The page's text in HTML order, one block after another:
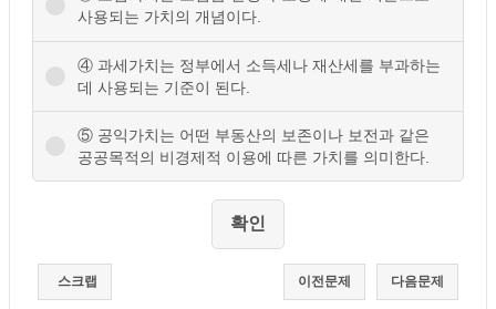
사용되는 가치의 개념이다.
④ 과세가치는 정부에서 소득세나 재산세를 부과하는
데 사용되는 기준이 된다.
⑤ 공익가치는 어떤 부동산의 보존이나 보전과 같은
공공목적의 비경제적 이용에 따른 가치를 의미한다.
스크랩 다음문제
이전문제